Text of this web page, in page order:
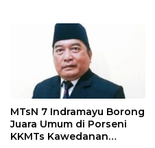
MTsN 7 Indramayu Borong
Juara Umum di Porseni
KKMTs Kawedanan